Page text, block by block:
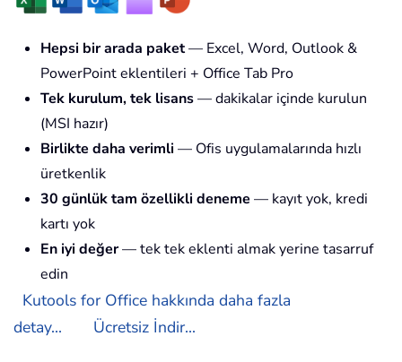
Hepsi bir arada paket— Excel, Word, Outlook &
PowerPoint eklentileri + Office Tab Pro
Tek kurulum, tek lisans— dakikalar içinde kurulun
(MSI hazır)
Birlikte daha verimli — Ofis uygulamalarında hızlı
üretkenlik
30 günlük tam özellikli deneme — kayıt yok, kredi
kartı yok
En iyi değer— tek tek eklenti almak yerine tasarruf
edin
Kutools for Office hakkında daha fazla
detay...
Ücretsiz İndir...